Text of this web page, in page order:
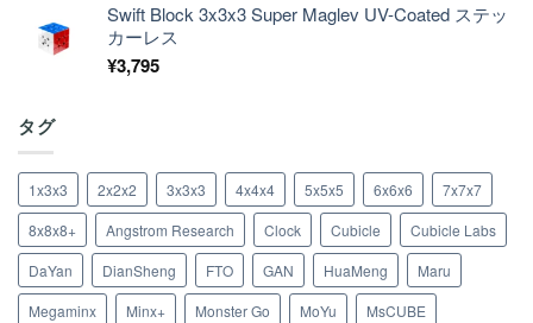
Swift Block 3x3x3 Super Maglev UV-Coated ステッ
カーレス
¥3,795
タグ
1x3x3 2x2x2 3x3x3 4x4x4 5x5x5 6x6x6
7x7x7
8x8x8+
Angstrom Research Clock Cubicle
Cubicle Labs
DaYan
DianSheng FTO GAN HuaMeng
Maru
Megaminx
Minx+ Monster Go MoYu
MsCUBE